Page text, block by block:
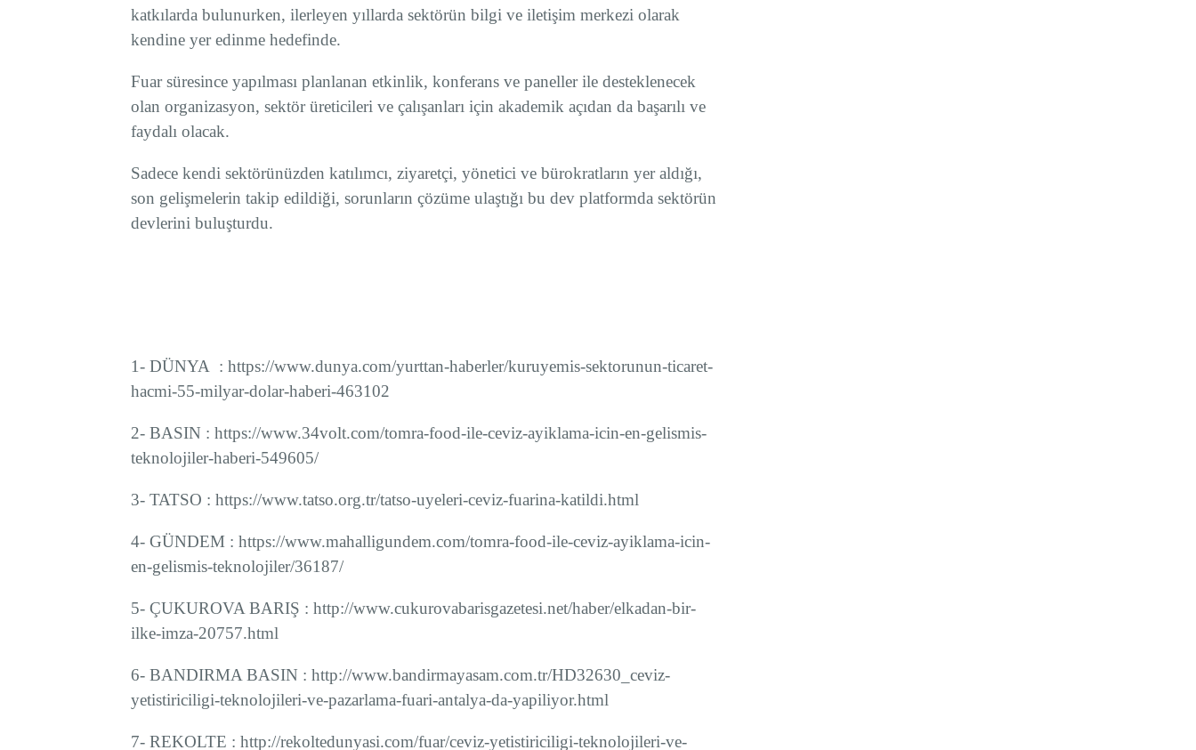
katkılarda bulunurken, ilerleyen yıllarda sektörün bilgi ve iletişim merkezi olarak
kendine yer edinme hedefinde.
Fuar süresince yapılması planlanan etkinlik, konferans ve paneller ile desteklenecek
olan organizasyon, sektör üreticileri ve çalışanları için akademik açıdan da başarılı ve
faydalı olacak.
Sadece kendi sektörünüzden katılımcı, ziyaretçi, yönetici ve bürokratların yer aldığı,
son gelişmelerin takip edildiği, sorunların çözüme ulaştığı bu dev platformda sektörün
devlerini buluşturdu.
1- DÜNYA : https://www.dunya.com/yurttan-haberler/kuruyemis-sektorunun-ticaret-
hacmi-55-milyar-dolar-haberi-463102
2- BASIN : https://www.34volt.com/tomra-food-ile-ceviz-ayiklama-icin-en-gelismis-
teknolojiler-haberi-549605/
3- TATSO : https://www.tatso.org.tr/tatso-uyeleri-ceviz-fuarina-katildi.html
4- GÜNDEM : https://www.mahalligundem.com/tomra-food-ile-ceviz-ayiklama-icin-
en-gelismis-teknolojiler/36187/
5- ÇUKUROVA BARIŞ : http://www.cukurovabarisgazetesi.net/haber/elkadan-bir-
ilke-imza-20757.html
6- BANDIRMA BASIN : http://www.bandirmayasam.com.tr/HD32630_ceviz-
yetistiriciligi-teknolojileri-ve-pazarlama-fuari-antalya-da-yapiliyor.html
7- REKOLTE : http://rekoltedunyasi.com/fuar/ceviz-yetistiriciligi-teknolojileri-ve-